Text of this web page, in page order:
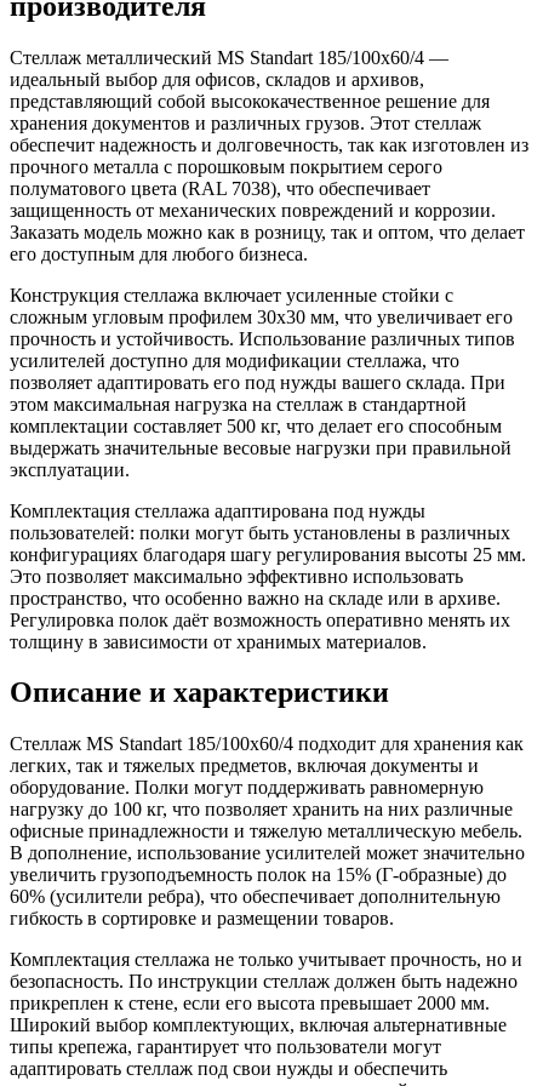
Стеллаж металлический MS Standart 185/100x60/4 —
идеальный выбор для офисов, складов и архивов,
представляющий собой высококачественное решение для
хранения документов и различных грузов. Этот стеллаж
обеспечит надежность и долговечность, так как изготовлен из
прочного металла с порошковым покрытием серого
полуматового цвета (RAL 7038), что обеспечивает
защищенность от механических повреждений и коррозии.
Заказать модель можно как в розницу, так и оптом, что делает
его доступным для любого бизнеса.
Конструкция стеллажа включает усиленные стойки с
сложным угловым профилем 30х30 мм, что увеличивает его
прочность и устойчивость. Использование различных типов
усилителей доступно для модификации стеллажа, что
позволяет адаптировать его под нужды вашего склада. При
этом максимальная нагрузка на стеллаж в стандартной
комплектации составляет 500 кг, что делает его способным
выдержать значительные весовые нагрузки при правильной
эксплуатации.
Комплектация стеллажа адаптирована под нужды
пользователей: полки могут быть установлены в различных
конфигурациях благодаря шагу регулирования высоты 25 мм.
Это позволяет максимально эффективно использовать
пространство, что особенно важно на складе или в архиве.
Регулировка полок даёт возможность оперативно менять их
толщину в зависимости от хранимых материалов.
Описание и характеристики
Стеллаж MS Standart 185/100x60/4 подходит для хранения как
легких, так и тяжелых предметов, включая документы и
оборудование. Полки могут поддерживать равномерную
нагрузку до 100 кг, что позволяет хранить на них различные
офисные принадлежности и тяжелую металлическую мебель.
В дополнение, использование усилителей может значительно
увеличить грузоподъемность полок на 15% (Г-образные) до
60% (усилители ребра), что обеспечивает дополнительную
гибкость в сортировке и размещении товаров.
Комплектация стеллажа не только учитывает прочность, но и
безопасность. По инструкции стеллаж должен быть надежно
прикреплен к стене, если его высота превышает 2000 мм.
Широкий выбор комплектующих, включая альтернативные
типы крепежа, гарантирует что пользователи могут
адаптировать стеллаж под свои нужды и обеспечить